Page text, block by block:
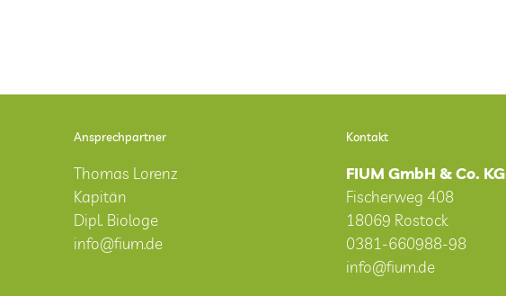
Ansprechpartner
Thomas Lorenz
Kapitän
Dipl. Biologe
info@fium.de
Kontakt
FIUM GmbH & Co. KG
Fischerweg 408
18069 Rostock
0381-660988-98
info@fium.de